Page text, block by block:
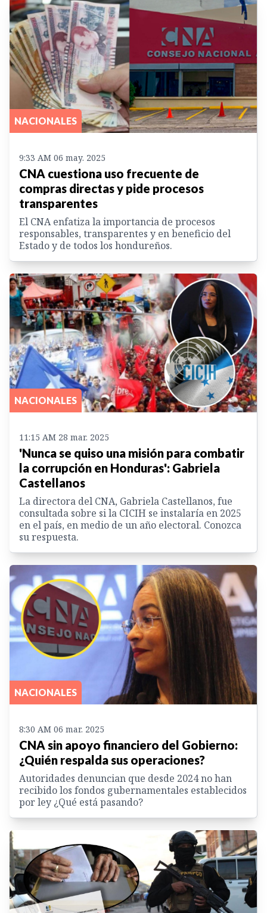
NACIONALES
9:33 AM 06 may. 2025
CNA cuestiona uso frecuente de
compras directas y pide procesos
transparentes
El CNA enfatiza la importancia de procesos
responsables, transparentes y en beneficio del
Estado y de todos los hondureños.
NACIONALES
11:15 AM 28 mar. 2025
'Nunca se quiso una misión para combatir
la corrupción en Honduras': Gabriela
Castellanos
La directora del CNA, Gabriela Castellanos, fue
consultada sobre si la CICIH se instalaría en 2025
en el país, en medio de un año electoral. Conozca
su respuesta.
NACIONALES
8:30 AM 06 mar. 2025
CNA sin apoyo financiero del Gobierno:
¿Quién respalda sus operaciones?
Autoridades denuncian que desde 2024 no han
recibido los fondos gubernamentales establecidos
por ley ¿Qué está pasando?